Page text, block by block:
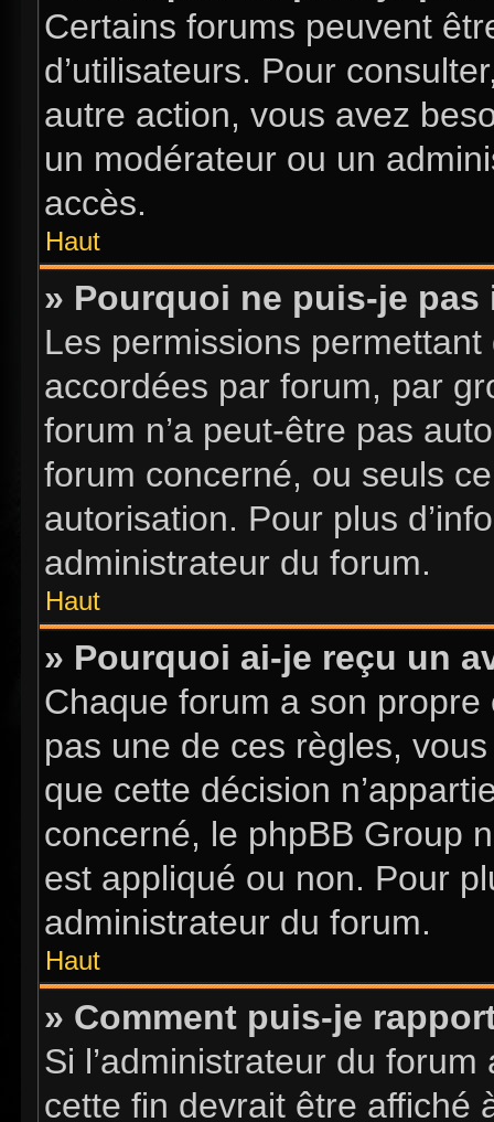
Certains forums peuvent
d’utilisateurs. Pour
autre action, vous avez
un modérateur ou un
accès.
Haut
» Pourquoi ne puis-je
Les permissions
accordées par forum, par
forum n’a peut-être pas
forum concerné, ou seuls
autorisation. Pour plus
administrateur du forum.
Haut
» Pourquoi ai-je reçu un
Chaque forum a son
pas une de ces règles,
que cette décision
concerné, le phpBB Group
est appliqué ou non. Pour
administrateur du forum.
Haut
» Comment puis-je
Si l’administrateur du
cette fin devrait être affiché